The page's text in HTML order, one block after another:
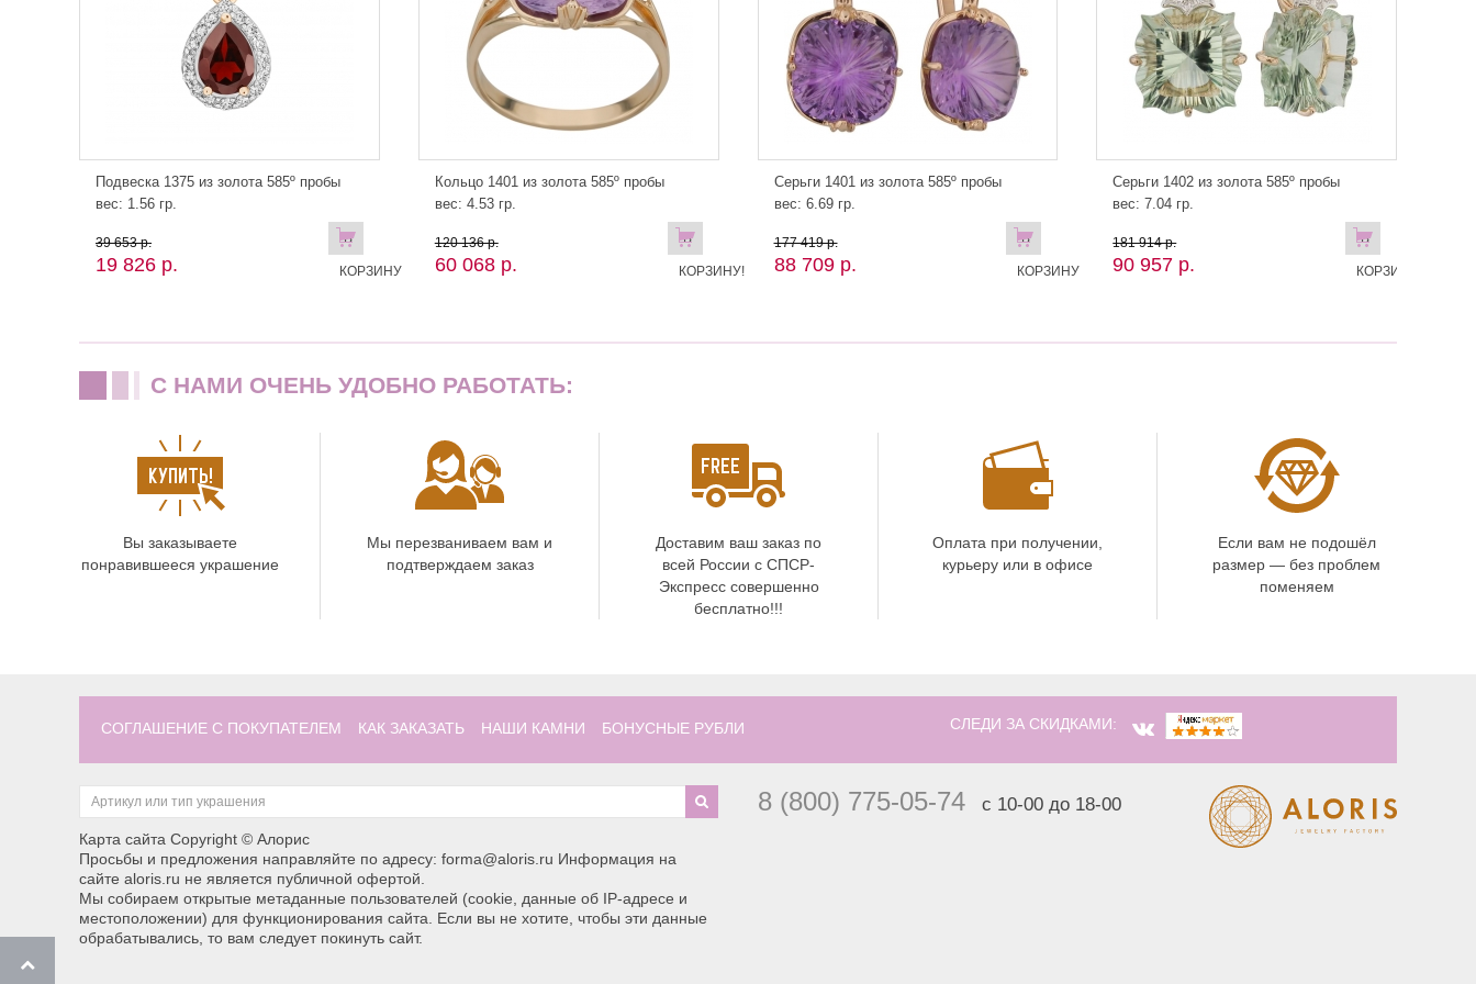
Подвеска 1375 из золота 585º пробы
вес: 1.56 гр.
39 653 р.
19 826 р.
В
КОРЗИНУ
Кольцо 1401 из золота 585º пробы
вес: 4.53 гр.
120 136 р.
60 068 р.
В
КОРЗИНУ!
Серьги 1401 из золота 585º пробы
вес: 6.69 гр.
177 419 р.
88 709 р.
В
КОРЗИНУ
Серьги 1402 из золота 585º пробы
вес: 7.04 гр.
181 914 р.
90 957 р.
В
КОРЗИНУ
C НАМИ ОЧЕНЬ УДОБНО РАБОТАТЬ:
Вы заказываете
понравившееся украшение
Мы перезваниваем вам и
подтверждаем заказ
Доставим ваш заказ по
всей России с СПСР-
Экспресс совершенно
бесплатно!!!
Оплата при получении,
курьеру или в офисе
Если вам не подошёл
размер — без проблем
поменяем
СОГЛАШЕНИЕ С ПОКУПАТЕЛЕМ КАК ЗАКАЗАТЬ НАШИ КАМНИ БОНУСНЫЕ РУБЛИ СЛЕДИ ЗА СКИДКАМИ:
Карта сайта Copyright © Алорис
Просьбы и предложения направляйте по адресу: forma@aloris.ru Информация на
сайте aloris.ru не является публичной офертой.
Мы собираем открытые метаданные пользователей (cookie, данные об IP-адресе и
местоположении) для функционирования сайта. Если вы не хотите, чтобы эти данные
обрабатывались, то вам следует покинуть сайт.
8 (800) 775-05-74 с 10-00 до 18-00